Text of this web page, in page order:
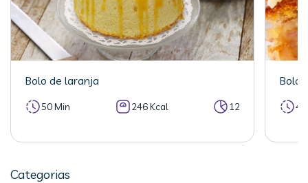
Bolo de laranja
50 Min 246 Kcal 12
Bolo
Categorias